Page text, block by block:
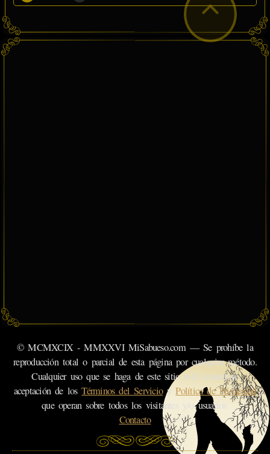
© MCMXCIX - MMXXVI MiSabueso.com — Se prohíbe la
reproducción total o parcial de esta página por cualquier método.
Cualquier uso que se haga de este sitio web constituye
aceptación de losTérminos del ServicioyPolítica de Privacidad
que operan sobre todos los visitantes y/o usuarios.
Contacto